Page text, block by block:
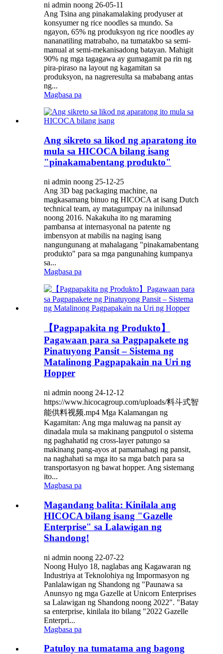
ni admin noong 26-05-11
Ang Tsina ang pinakamalaking prodyuser at
konsyumer ng rice noodles sa mundo. Sa
ngayon, 65% ng produksyon ng rice noodles ay
nananatiling matrabaho, na tumatakbo sa semi-
manual at semi-mekanisadong batayan. Mahigit
90% ng mga tagagawa ay gumagamit pa rin ng
pira-piraso na layout ng kagamitan sa
produksyon, na nagreresulta sa mababang antas
ng...
Magbasa pa
Ang sikreto sa likod ng aparatong ito
mula sa HICOCA bilang isang
"pinakamabentang produkto"
ni admin noong 25-12-25
Ang 3D bag packaging machine, na
magkasamang binuo ng HICOCA at isang Dutch
technical team, ay matagumpay na inilunsad
noong 2016. Nakakuha ito ng maraming
pambansa at internasyonal na patente ng
imbensyon at mabilis na naging isang
nangungunang at mahalagang "pinakamabentang
produkto" para sa mga pangunahing kumpanya
sa...
Magbasa pa
【Pagpapakita ng Produkto】
Pagawaan para sa Pagpapakete ng
Pinatuyong Pansit – Sistema ng
Matalinong Pagpapakain na Uri ng
Hopper
ni admin noong 24-12-12
https://www.hicocagroup.com/uploads/料斗式智
能供料视频.mp4 Mga Kalamangan ng
Kagamitan: Ang mga maluwag na pansit ay
dinadala mula sa makinang pangputol o sistema
ng paghahatid ng cross-layer patungo sa
makinang pang-ayos at pamamahagi ng pansit,
na naghahati sa mga ito sa mga batch para sa
transportasyon ng bawat hopper. Ang sistemang
ito...
Magbasa pa
Magandang balita: Kinilala ang
HICOCA bilang isang "Gazelle
Enterprise" sa Lalawigan ng
Shandong!
ni admin noong 22-07-22
Noong Hulyo 18, naglabas ang Kagawaran ng
Industriya at Teknolohiya ng Impormasyon ng
Panlalawigan ng Shandong ng "Paunawa sa
Anunsyo ng mga Gazelle at Unicorn Enterprises
sa Lalawigan ng Shandong noong 2022". "Batay
sa enterprise, kinilala ito bilang "2022 Gazelle
Enterpri...
Magbasa pa
Patuloy na tumatama ang bagong